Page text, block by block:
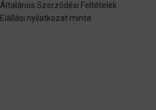
Általános Szerződési Feltételek
Elállási nyilatkozat minta